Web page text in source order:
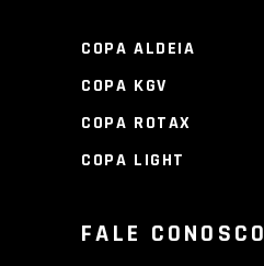
COPA ALDEIA
COPA KGV
COPA ROTAX
COPA LIGHT
FALE CONOSCO